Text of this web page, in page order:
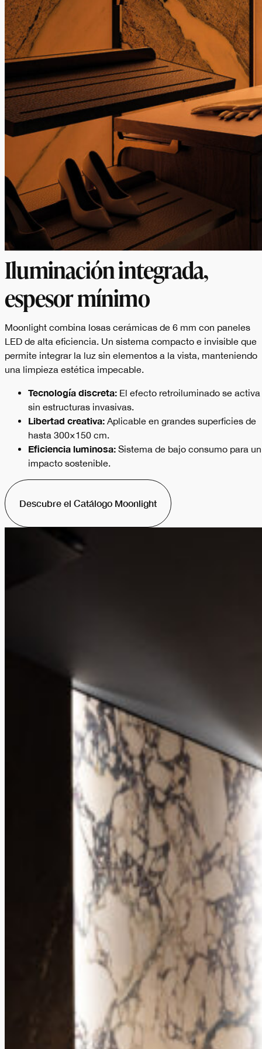
Iluminación integrada,
espesor mínimo
Moonlight combina losas cerámicas de 6 mm con paneles
LED de alta eficiencia. Un sistema compacto e invisible que
permite integrar la luz sin elementos a la vista, manteniendo
una limpieza estética impecable.
Tecnología discreta: El efecto retroiluminado se activa
sin estructuras invasivas.
Libertad creativa: Aplicable en grandes superficies de
hasta 300×150 cm.
Eficiencia luminosa: Sistema de bajo consumo para un
impacto sostenible.
Descubre el Catálogo Moonlight